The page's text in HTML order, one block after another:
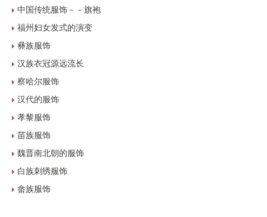
中国传统服饰－－旗袍
福州妇女发式的演变
彝族服饰
汉族衣冠源远流长
察哈尔服饰
汉代的服饰
孝黎服饰
苗族服饰
魏晋南北朝的服饰
白族刺绣服饰
畲族服饰